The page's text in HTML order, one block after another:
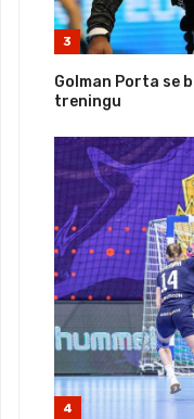
3
Golman Porta se
treningu
4